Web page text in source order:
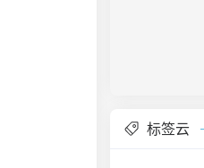
标签云